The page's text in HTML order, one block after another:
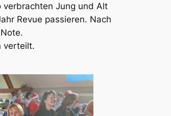
verbrachten Jung und Alt
Revue passieren. Nach
verteilt.